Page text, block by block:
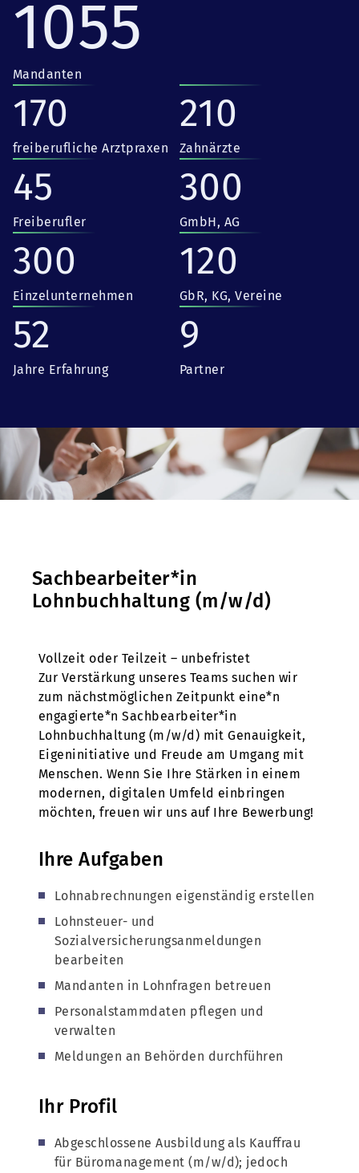
1055
Mandanten
170
freiberufliche Arztpraxen
210
Zahnärzte
45
Freiberufler
300
GmbH, AG
300
Einzelunternehmen
120
GbR, KG, Vereine
52
Jahre Erfahrung
9
Partner
Sachbearbeiter*in
Lohnbuchhaltung (m/w/d)
Vollzeit oder Teilzeit – unbefristet
Zur Verstärkung unseres Teams suchen wir
zum nächstmöglichen Zeitpunkt eine*n
engagierte*n Sachbearbeiter*in
Lohnbuchhaltung (m/w/d) mit Genauigkeit,
Eigeninitiative und Freude am Umgang mit
Menschen. Wenn Sie Ihre Stärken in einem
modernen, digitalen Umfeld einbringen
möchten, freuen wir uns auf Ihre Bewerbung!
Ihre Aufgaben
Lohnabrechnungen eigenständig erstellen
Lohnsteuer- und
Sozialversicherungsanmeldungen
bearbeiten
Mandanten in Lohnfragen betreuen
Personalstammdaten pflegen und
verwalten
Meldungen an Behörden durchführen
Ihr Profil
Abgeschlossene Ausbildung als Kauffrau
für Büromanagement (m/w/d); jedoch